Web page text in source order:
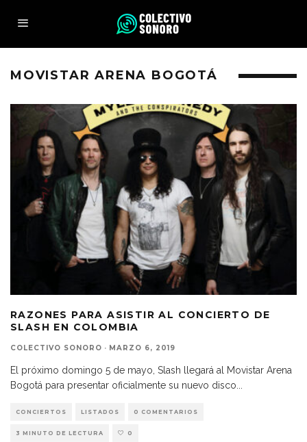
MOVISTAR ARENA BOGOTÁ
RAZONES PARA ASISTIR AL CONCIERTO DE
SLASH EN COLOMBIA
COLECTIVO SONORO · MARZO 6, 2019
El próximo domingo 5 de mayo, Slash llegará al Movistar Arena
Bogotá para presentar oficialmente su nuevo disco
CONCIERTOS LISTADOS 0 COMENTARIOS
3 MINUTO DE LECTURA 0